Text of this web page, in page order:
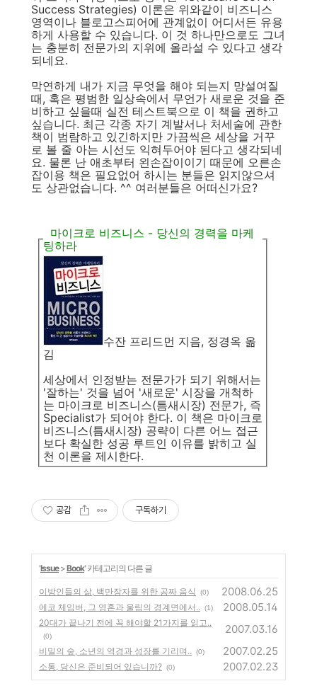
Success Strategies) 이론은 위와같이 비즈니스
영역이나 블로고스피어에 관계없이 어디서든 유용
하게 사용할 수 있습니다. 이 것 하나만으로도 그녀
는 충분히 전문가의 지위에 올라설 수 있다고 생각
되네요.
막연하게 내가 지금 무엇을 해야 되는지 망설여질
때, 혹은 평범한 일상속에서 무언가 새로운 것을 준
비하고 싶을때 실전 테스트북으로 이 책을 권하고
싶습니다. 최근 각종 자기 계발서나 처세술에 관한
책이 범람하고 있긴하지만 가끔씩은 세상을 거꾸
로 볼 줄 아는 시선도 익혀두어야 된다고 생각되네
요. 물론 난 애초부터 왼손잡이이기 때문에 오른손
잡이용 책은 필요없어 하시는 분들은 읽지않으셔
도 상관없습니다. ^^ 여러분들은 어떠신가요?
마이크로 비즈니스 - 당신의 경력을 마케
팅하라
수잔 프리드먼 지음, 정경옥 옮
김
세상에서 인정받는 전문가가 되기 위해서는
'잘하는' 것을 넘어 '새로운' 시장을 개척하
는 마이크로 비즈니스(틈새시장) 전문가, 즉
Specialist가 되어야 한다. 이 책은 마이크로
비즈니스(틈새시장) 공략이 다른 어느 접근
보다 확실한 성공 루트인 이유를 밝히고 실
천 이론을 제시한다.
공감 구독하기
'Issue>Book' 카테고리의 다른 글
이방인들의 삶, 백만장자를 위한 공짜 음식 (0) 2008.06.25
에코 체임버, 그 영혼과 울림의 경계면에서.. (1) 2008.05.14
20대가 끝나기 전에 꼭 해야할 21가지를 읽고..
(0)
2007.03.16
비밀의 숲, 소년의 역경과 성장를 기리며.. (0) 2007.02.25
소통, 당신은 준비되어 있습니까? (0) 2007.02.23